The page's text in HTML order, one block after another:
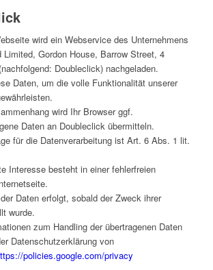
wird ein Webservice des Unternehmens
Limited, Gordon House, Barrow Street, 4
Doubleclick) nachgeladen.
Daten, um die volle Funktionalität unserer
wird Ihr Browser ggf.
Daten an Doubleclick übermitteln.
für die Datenverarbeitung ist Art. 6 Abs. 1 lit.
Interesse besteht in einer fehlerfreien
Daten erfolgt, sobald der Zweck ihrer
wurde.
zum Handling der übertragenen Daten
Datenschutzerklärung von
policies.google.com/privacy